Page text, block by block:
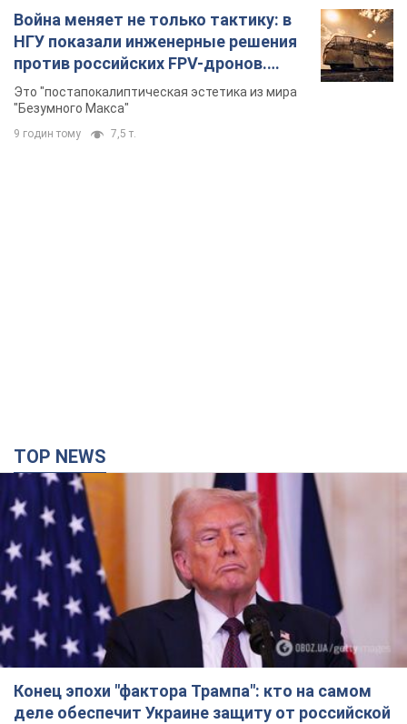
Война меняет не только тактику: в
НГУ показали инженерные решения
против российских FPV-дронов.
Фото
Это "постапокалиптическая эстетика из мира
"Безумного Макса"
9 годин тому 7,5 т.
TOP NEWS
Конец эпохи "фактора Трампа": кто на самом
деле обеспечит Украине защиту от российской